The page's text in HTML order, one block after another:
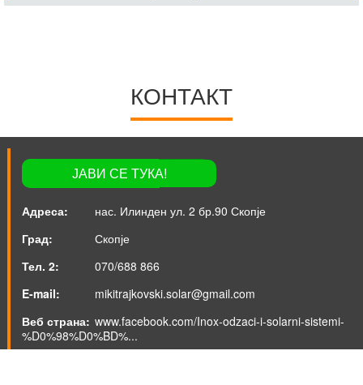
КОНТАКТ
ЈАВИ СЕ ТУКА!
tel: 070/688 866
нас. Илинден ул. 2 бр.90 Скопје
Скопје
070/688 866
mikitrajkovski.solar@gmail.com
www.facebook.com/Inox-odzaci-i-solarni-sistemi-
%D0%98%D0%BD%...